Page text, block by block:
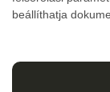
beállíthatja